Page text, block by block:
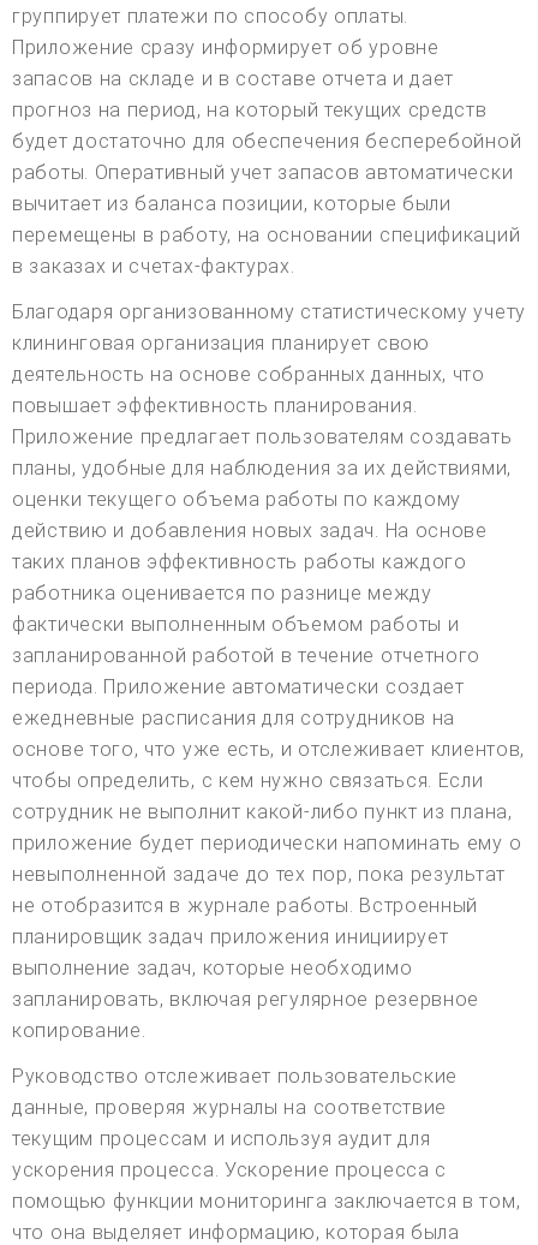
группирует платежи по способу оплаты.
Приложение сразу информирует об уровне
запасов на складе и в составе отчета и дает
прогноз на период, на который текущих средств
будет достаточно для обеспечения бесперебойной
работы. Оперативный учет запасов автоматически
вычитает из баланса позиции, которые были
перемещены в работу, на основании спецификаций
в заказах и счетах-фактурах.
Благодаря организованному статистическому учету
клининговая организация планирует свою
деятельность на основе собранных данных, что
повышает эффективность планирования.
Приложение предлагает пользователям создавать
планы, удобные для наблюдения за их действиями,
оценки текущего объема работы по каждому
действию и добавления новых задач. На основе
таких планов эффективность работы каждого
работника оценивается по разнице между
фактически выполненным объемом работы и
запланированной работой в течение отчетного
периода. Приложение автоматически создает
ежедневные расписания для сотрудников на
основе того, что уже есть, и отслеживает клиентов,
чтобы определить, с кем нужно связаться. Если
сотрудник не выполнит какой-либо пункт из плана,
приложение будет периодически напоминать ему о
невыполненной задаче до тех пор, пока результат
не отобразится в журнале работы. Встроенный
планировщик задач приложения инициирует
выполнение задач, которые необходимо
запланировать, включая регулярное резервное
копирование.
Руководство отслеживает пользовательские
данные, проверяя журналы на соответствие
текущим процессам и используя аудит для
ускорения процесса. Ускорение процесса с
помощью функции мониторинга заключается в том,
что она выделяет информацию, которая была